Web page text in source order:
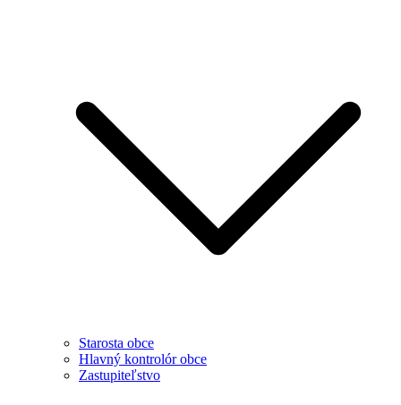
Starosta obce
Hlavný kontrolór obce
Zastupiteľstvo